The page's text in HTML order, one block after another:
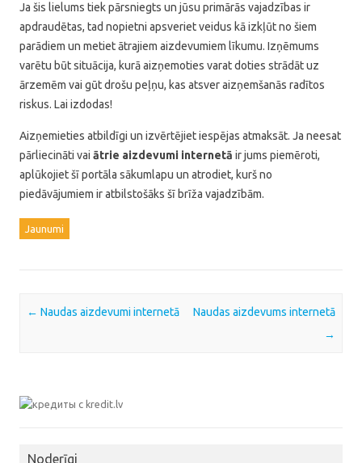
Ja šis lielums tiek pārsniegts un jūsu primārās vajadzības ir
apdraudētas, tad nopietni apsveriet veidus kā izkļūt no šiem
parādiem un metiet ātrajiem aizdevumiem līkumu. Izņēmums
varētu būt situācija, kurā aizņemoties varat doties strādāt uz
ārzemēm vai gūt drošu peļņu, kas atsver aizņemšanās radītos
riskus. Lai izdodas!
Aizņemieties atbildīgi un izvērtējiet iespējas atmaksāt. Ja neesat
pārliecināti vai ātrie aizdevumi internetā ir jums piemēroti,
aplūkojiet šī portāla sākumlapu un atrodiet, kurš no
piedāvājumiem ir atbilstošāks šī brīža vajadzībām.
Jaunumi
Post navigation
← Naudas aizdevumi internetā
Naudas aizdevums internetā
→
Noderīgi